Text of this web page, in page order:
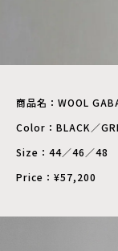
商品名：WOOL
Color：BLACK／
Size：44／46／48
Price：¥57,200